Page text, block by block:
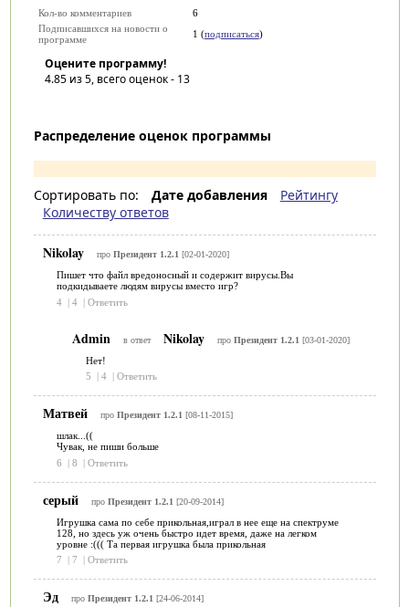
Кол-во комментариев
6
Подписавшихся на новости о
программе
1 (подписаться)
Оцените программу!
4.85из 5, всего оценок - 13
Распределение оценок программы
Сортировать по: Дате добавления
Рейтингу
Количеству ответов
Nikolay про Президент 1.2.1 [02-01-2020]
Пишет что файл вредоносный и содержит вирусы.Вы
подкидываете людям вирусы вместо игр?
4 | 4 | Ответить
Admin в ответ Nikolay про Президент 1.2.1 [03-01-2020]
Нет!
5
| 4 | Ответить
Матвей про Президент 1.2.1 [08-11-2015]
шлак...((
Чувак, не пиши больше
6
| 8 | Ответить
серый про Президент 1.2.1 [20-09-2014]
Игрушка сама по себе прикольная,играл в нее еще на спектруме
128, но здесь уж очень быстро идет время, даже на легком
уровне :((( Та первая игрушка была прикольная
7
| 7 | Ответить
Эд про Президент 1.2.1 [24-06-2014]